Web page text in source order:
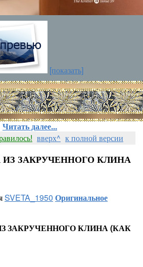
[показать]
Читать далее...
вверх^ к полной версии
ЗАКРУЧЕННОГО КЛИНА
SVETA_1950 Оригинальное
ЗАКРУЧЕННОГО КЛИНА (КАК